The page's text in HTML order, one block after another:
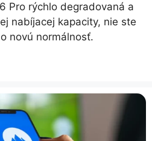
Pro rýchlo degradovaná a
nabíjacej kapacity, nie ste
novú normálnosť.